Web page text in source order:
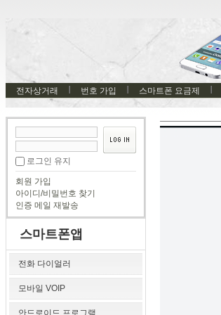
전자상거래 번호 가입 스마트폰 요금제
로그인 유지
회원 가입
아이디/비밀번호 찾기
인증 메일 재발송
스마트폰앱
전화 다이얼러
모바일 VOIP
안드로이드 프로그램